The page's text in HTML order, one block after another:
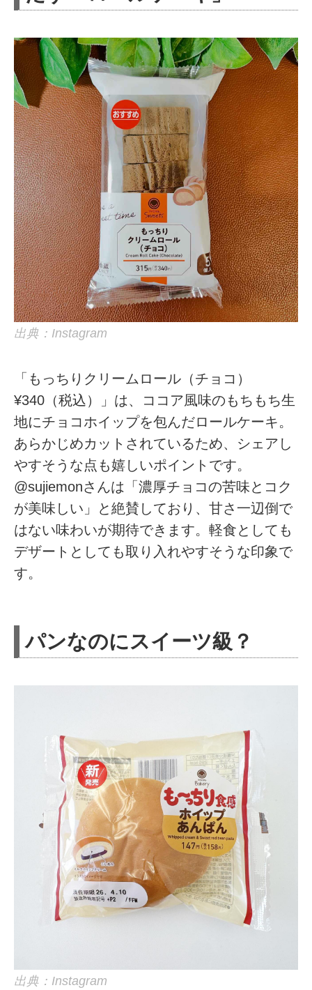
出典：Instagram
「もっちりクリームロール（チョコ）
¥340（税込）」は、ココア風味のもちもち生
地にチョコホイップを包んだロールケーキ。
あらかじめカットされているため、シェアし
やすそうな点も嬉しいポイントです。
@sujiemonさんは「濃厚チョコの苦味とコク
が美味しい」と絶賛しており、甘さ一辺倒で
はない味わいが期待できます。軽食としても
デザートとしても取り入れやすそうな印象で
す。
パンなのにスイーツ級？
出典：Instagram